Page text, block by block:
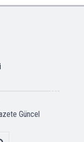
Güncel